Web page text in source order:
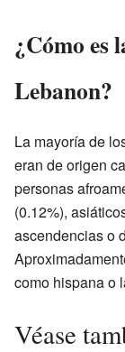
¿Cómo es
Lebanon?
La mayoría de
eran de origen
personas
(0.12%),
ascendencias o
como hispana o
Véase